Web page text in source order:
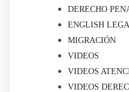
DERECHO
ENGLISH
MIGRACIÓN
VIDEOS
VIDEOS
VIDEOS